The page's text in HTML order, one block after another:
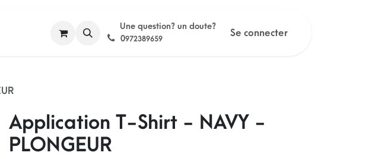
Une question? un doute?
0972389659
Se connecter
Application T-Shirt - NAVY -
PLONGEUR